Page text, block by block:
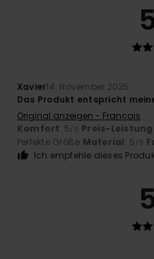
Xavier14. November 2025
Das Produkt entspricht
Original anzeigen - Français
Komfort: 5/5 Preis-
Perfekte Größe Material: 5/5
Ich empfehle dieses